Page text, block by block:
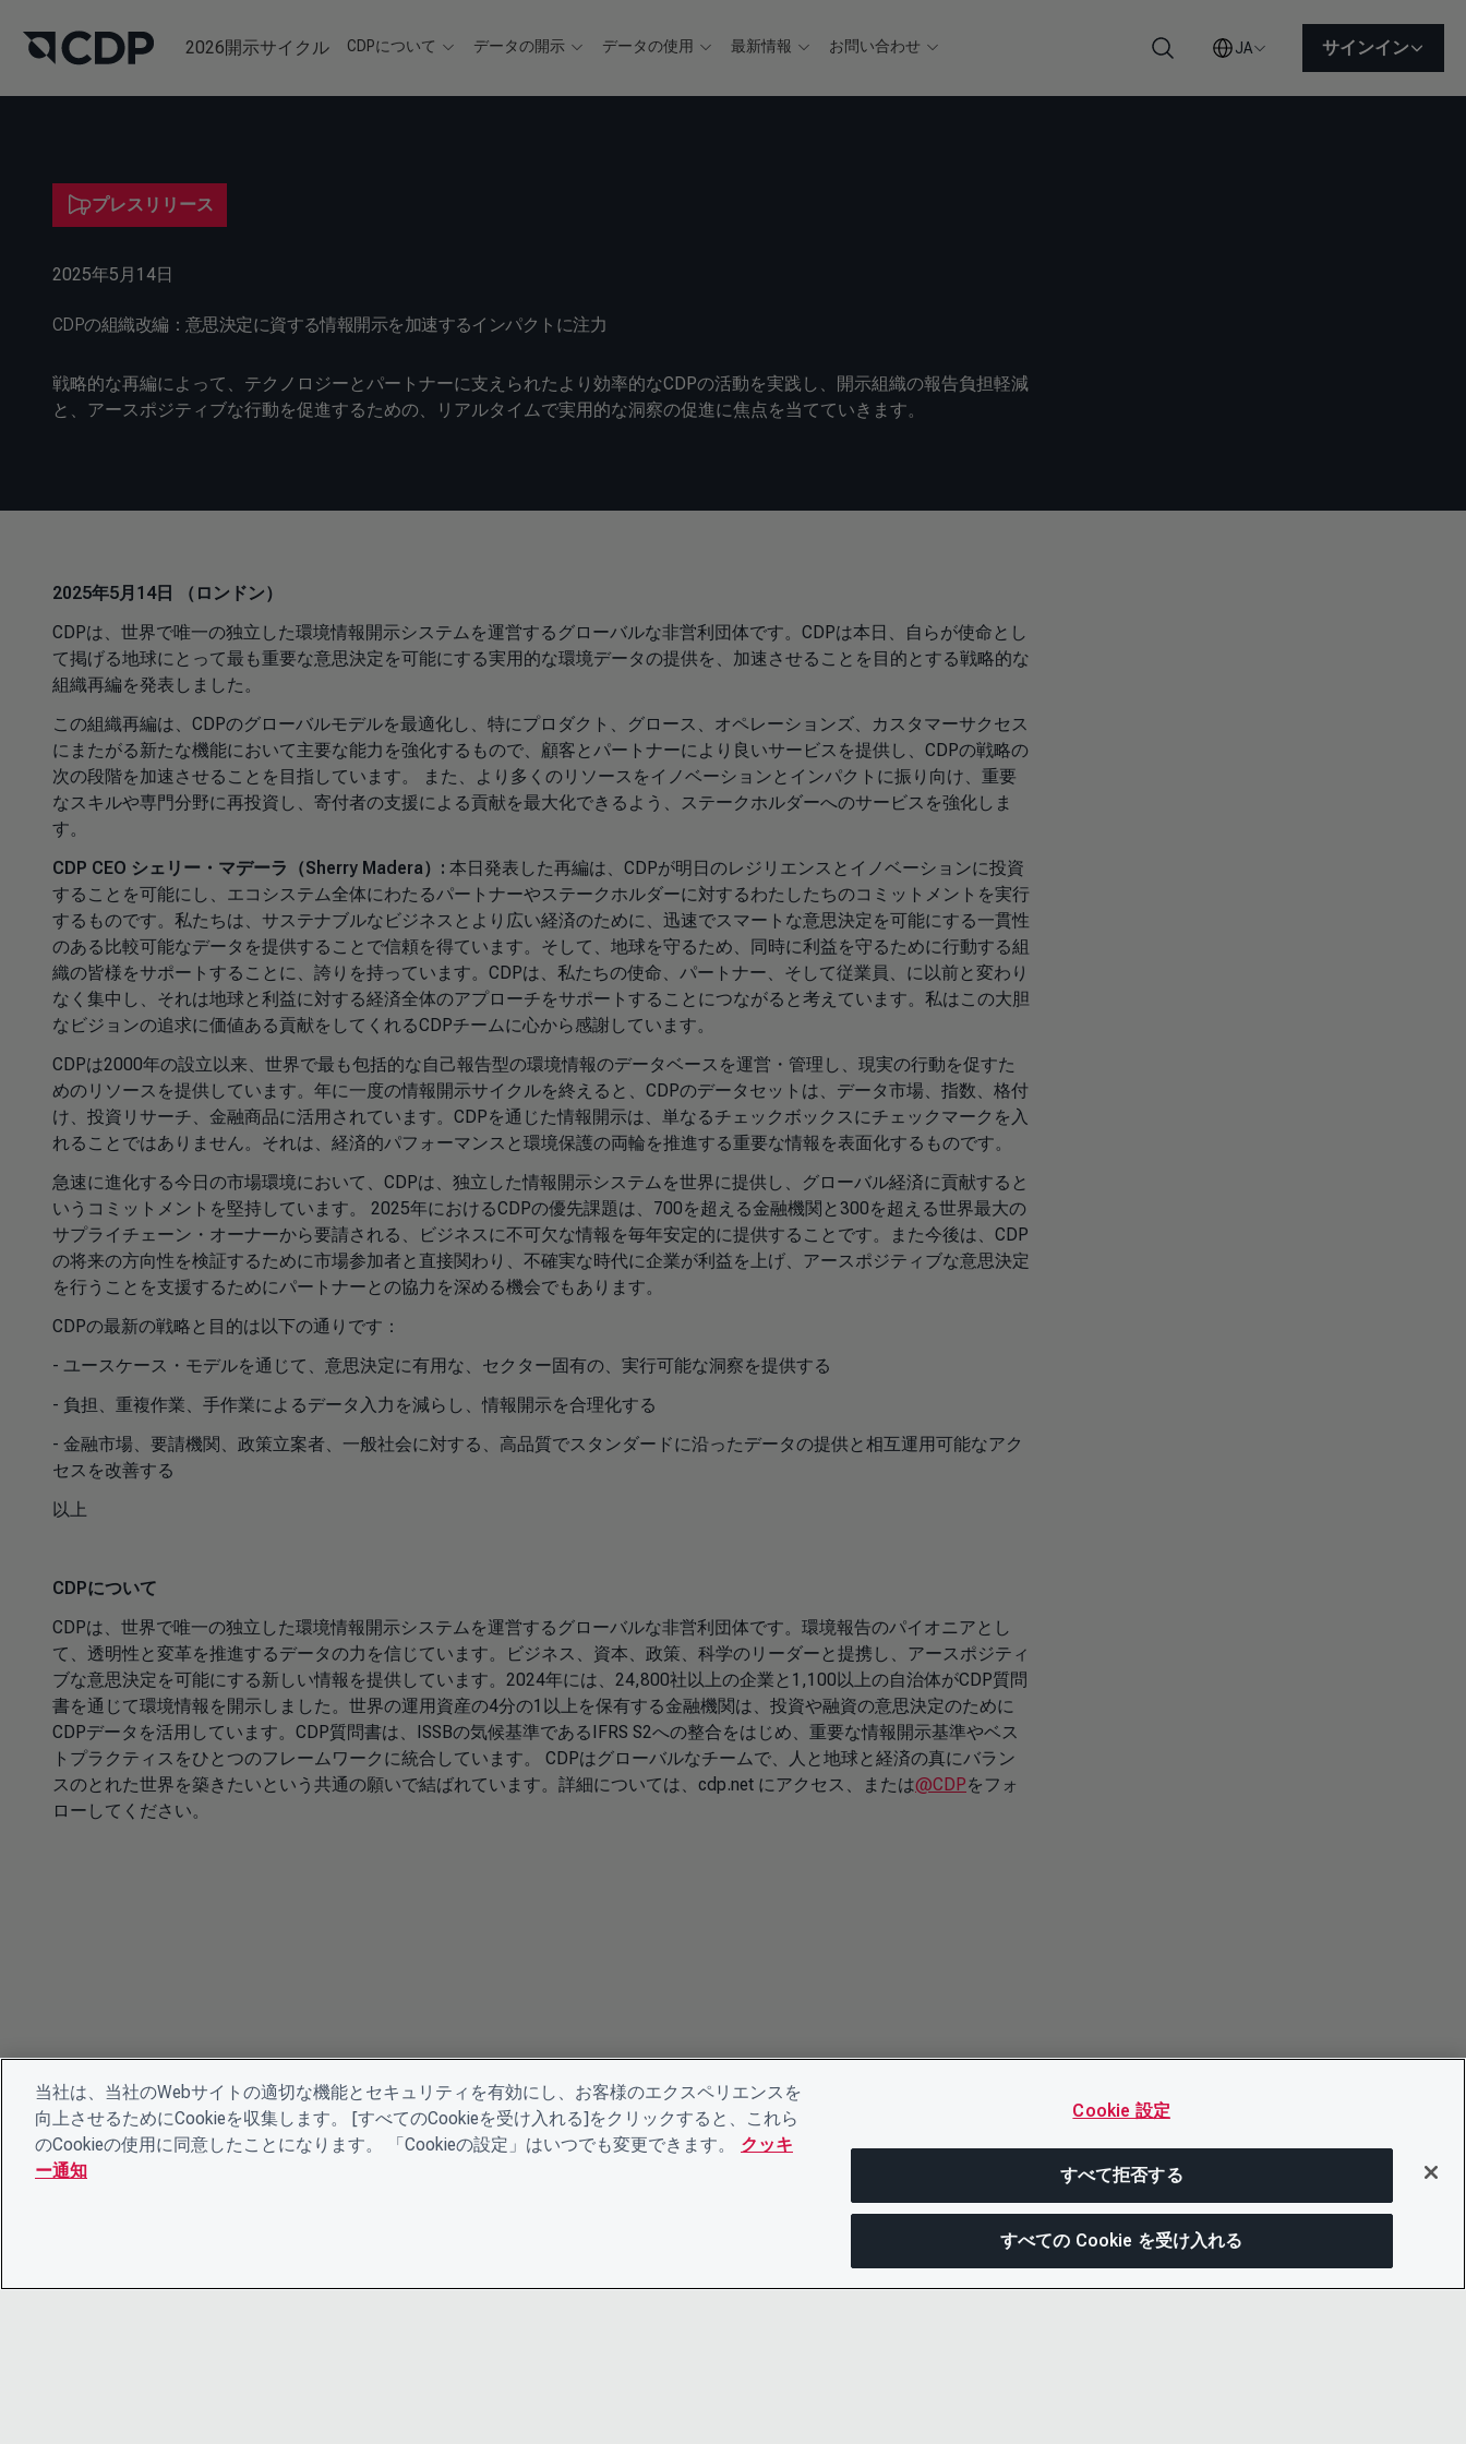
2026開示サイクル CDPについて データの開示 データの使用 最新情報 お問い合わせ
検索
JA サインイン
プレスリリース
2025年5月14日
CDPの組織改編：意思決定に資する情報開示を加速するインパクトに注力
戦略的な再編によって、テクノロジーとパートナーに支えられたより効率的なCDPの活動を実践し、開示組織の報告負担軽減
と、アースポジティブな行動を促進するための、リアルタイムで実用的な洞察の促進に焦点を当てていきます。
2025年5月14日 （ロンドン）
CDPは、世界で唯一の独立した環境情報開示システムを運営するグローバルな非営利団体です。CDPは本日、自らが使命とし
て掲げる地球にとって最も重要な意思決定を可能にする実用的な環境データの提供を、加速させることを目的とする戦略的な
組織再編を発表しました。
この組織再編は、CDPのグローバルモデルを最適化し、特にプロダクト、グロース、オペレーションズ、カスタマーサクセス
にまたがる新たな機能において主要な能力を強化するもので、顧客とパートナーにより良いサービスを提供し、CDPの戦略の
次の段階を加速させることを目指しています。 また、より多くのリソースをイノベーションとインパクトに振り向け、重要
なスキルや専門分野に再投資し、寄付者の支援による貢献を最大化できるよう、ステークホルダーへのサービスを強化しま
す。
CDP CEO シェリー・マデーラ（Sherry Madera）: 本日発表した再編は、CDPが明日のレジリエンスとイノベーションに投資
することを可能にし、エコシステム全体にわたるパートナーやステークホルダーに対するわたしたちのコミットメントを実行
するものです。私たちは、サステナブルなビジネスとより広い経済のために、迅速でスマートな意思決定を可能にする一貫性
のある比較可能なデータを提供することで信頼を得ています。そして、地球を守るため、同時に利益を守るために行動する組
織の皆様をサポートすることに、誇りを持っています。CDPは、私たちの使命、パートナー、そして従業員、に以前と変わり
なく集中し、それは地球と利益に対する経済全体のアプローチをサポートすることにつながると考えています。私はこの大胆
なビジョンの追求に価値ある貢献をしてくれるCDPチームに心から感謝しています。
CDPは2000年の設立以来、世界で最も包括的な自己報告型の環境情報のデータベースを運営・管理し、現実の行動を促すた
めのリソースを提供しています。年に一度の情報開示サイクルを終えると、CDPのデータセットは、データ市場、指数、格付
け、投資リサーチ、金融商品に活用されています。CDPを通じた情報開示は、単なるチェックボックスにチェックマークを入
れることではありません。それは、経済的パフォーマンスと環境保護の両輪を推進する重要な情報を表面化するものです。
急速に進化する今日の市場環境において、CDPは、独立した情報開示システムを世界に提供し、グローバル経済に貢献すると
いうコミットメントを堅持しています。 2025年におけるCDPの優先課題は、700を超える金融機関と300を超える世界最大の
サプライチェーン・オーナーから要請される、ビジネスに不可欠な情報を毎年安定的に提供することです。また今後は、CDP
の将来の方向性を検証するために市場参加者と直接関わり、不確実な時代に企業が利益を上げ、アースポジティブな意思決定
を行うことを支援するためにパートナーとの協力を深める機会でもあります。
CDPの最新の戦略と目的は以下の通りです：
- ユースケース・モデルを通じて、意思決定に有用な、セクター固有の、実行可能な洞察を提供する
- 負担、重複作業、手作業によるデータ入力を減らし、情報開示を合理化する
- 金融市場、要請機関、政策立案者、一般社会に対する、高品質でスタンダードに沿ったデータの提供と相互運用可能なアク
セスを改善する
以上
CDPについて
CDPは、世界で唯一の独立した環境情報開示システムを運営するグローバルな非営利団体です。環境報告のパイオニアとし
て、透明性と変革を推進するデータの力を信じています。ビジネス、資本、政策、科学のリーダーと提携し、アースポジティ
ブな意思決定を可能にする新しい情報を提供しています。2024年には、24,800社以上の企業と1,100以上の自治体がCDP質問
書を通じて環境情報を開示しました。世界の運用資産の4分の1以上を保有する金融機関は、投資や融資の意思決定のために
CDPデータを活用しています。CDP質問書は、ISSBの気候基準であるIFRS S2への整合をはじめ、重要な情報開示基準やベス
トプラクティスをひとつのフレームワークに統合しています。 CDPはグローバルなチームで、人と地球と経済の真にバラン
スのとれた世界を築きたいという共通の願いで結ばれています。詳細については、cdp.net にアクセス、または@CDPをフォ
ローしてください。
当社は、当社のWebサイトの適切な機能とセキュリティを有効にし、お客様のエクスペリエンスを
向上させるためにCookieを収集します。 [すべてのCookieを受け入れる]をクリックすると、これら
のCookieの使用に同意したことになります。 「Cookieの設定」はいつでも変更できます。
クッキ
ー通知
Cookie 設定
すべて拒否する
すべての Cookie を受け入れる